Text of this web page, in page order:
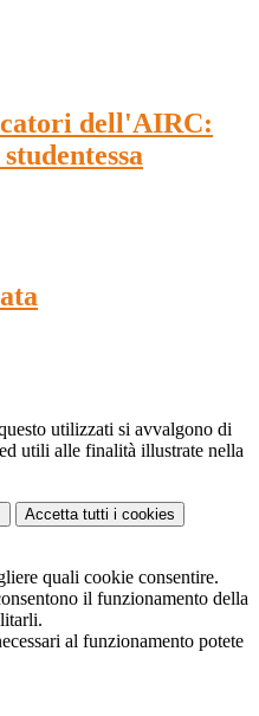
dell'AIRC:
utilizzati si avvalgono di
utili alle finalità illustrate nella
Accetta tutti i cookies
quali cookie consentire.
il funzionamento della
al funzionamento potete